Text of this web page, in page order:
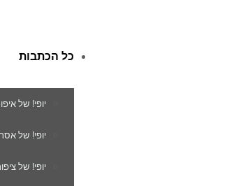
כל הכתבות
יופי! של
יופי! של
יופי! של